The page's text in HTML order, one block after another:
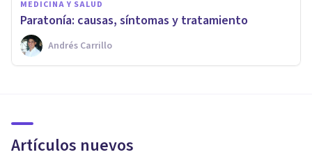
MEDICINA Y SALUD
Paratonía: causas, síntomas y tratamiento
Andrés Carrillo
Artículos nuevos